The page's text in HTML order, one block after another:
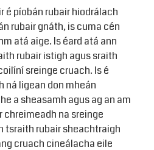
é píobán rubair hiodrálach
rubair gnáth, is cuma cén
atá aige. Is éard atá ann
rubair istigh agus sraith
sreinge cruach. Is é
ná ligean don mheán
a sheasamh agus ag an am
chreimeadh na sreinge
tsraith rubair sheachtraigh
cruach cineálacha eile